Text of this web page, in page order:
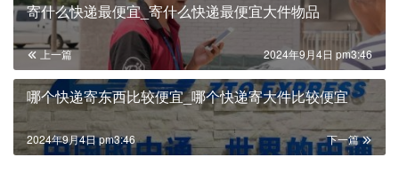
寄什么快递最便宜_寄什么快递最便宜大件物品
上一篇 2024年9月4日 pm3:46
哪个快递寄东西比较便宜_哪个快递寄大件比较便宜
下一篇
2024年9月4日 pm3:46